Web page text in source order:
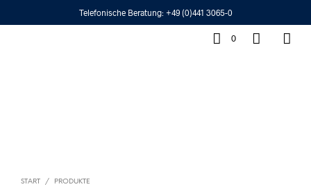
Telefonische Beratung: +49 (0)441 3065-0
0
START / PRODUKTE